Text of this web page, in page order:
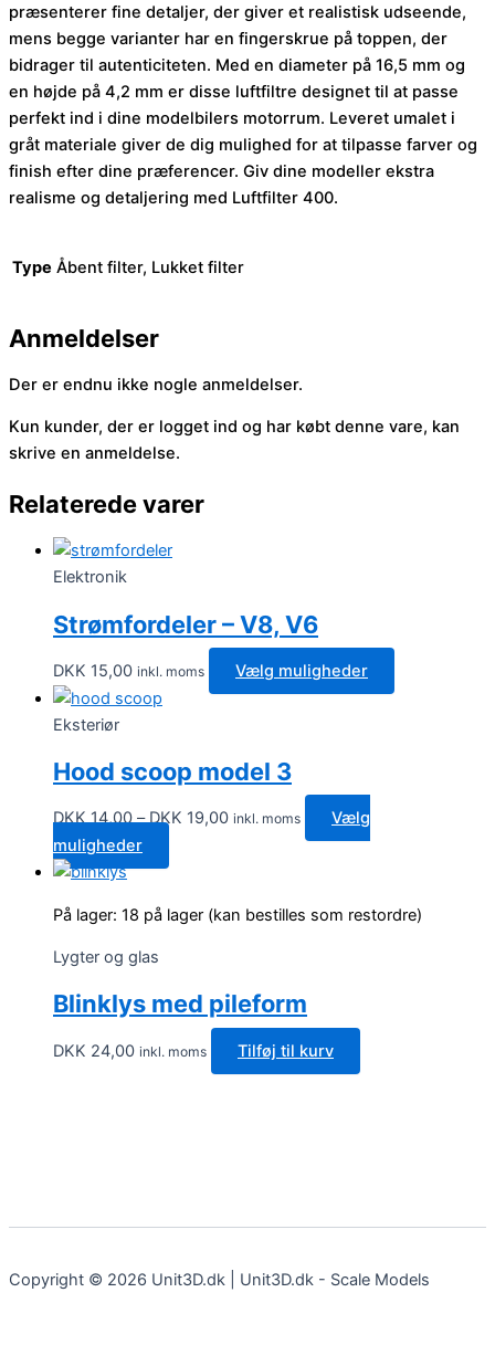
præsenterer fine detaljer, der giver et realistisk udseende,
mens begge varianter har en fingerskrue på toppen, der
bidrager til autenticiteten. Med en diameter på 16,5 mm og
en højde på 4,2 mm er disse luftfiltre designet til at passe
perfekt ind i dine modelbilers motorrum. Leveret umalet i
gråt materiale giver de dig mulighed for at tilpasse farver og
finish efter dine præferencer. Giv dine modeller ekstra
realisme og detaljering med Luftfilter 400.
Type Åbent filter, Lukket filter
Anmeldelser
Der er endnu ikke nogle anmeldelser.
Kun kunder, der er logget ind og har købt denne vare, kan
skrive en anmeldelse.
Relaterede varer
Elektronik
Strømfordeler – V8, V6
DKK 15,00 inkl. moms Vælg muligheder
vare
varesiden
Eksteriør
Hood scoop model 3
DKK14,00 – DKK 19,00Prisinterval:
DKK 14,00
inkl. moms
Vælg
muligheder
vare
flere
kan
vælges
på
På lager: 18 på lager (kan bestilles som restordre)
Lygter og glas
Blinklys med pileform
DKK 24,00 inkl. moms Tilføj til kurv
Copyright © 2026 Unit3D.dk | Unit3D.dk - Scale Models